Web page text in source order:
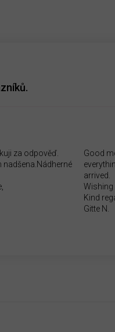
za odpověď.
nadšena.Nádherné
Good
arrived.
Wishing
Kind
Gitte N.